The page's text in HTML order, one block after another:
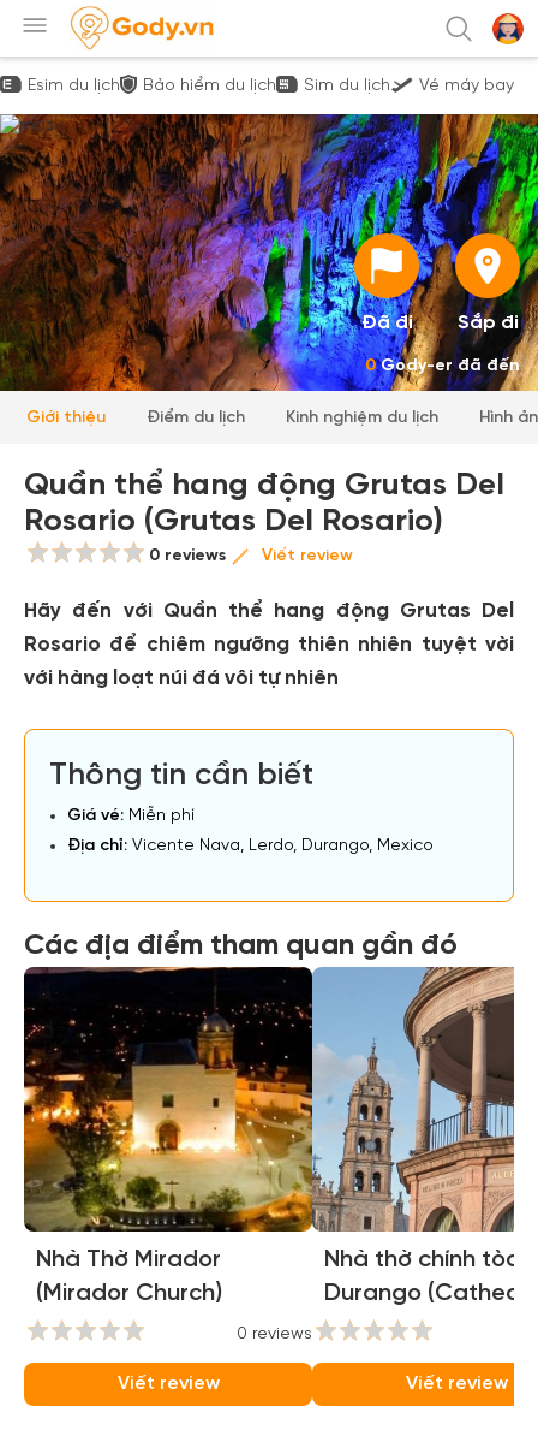
Esim du lịch Bảo hiểm du lịch Sim du lịch Vé máy bay
Đã đi Sắp đi
0Gody-er đã đến
Giới thiệu Điểm du lịch Kinh nghiệm du lịch Hình
Quần thể hang động Grutas Del
Rosario (Grutas Del Rosario)
0 reviews Viết review
Hãy đến với Quần thể hang động Grutas Del
Rosario để chiêm ngưỡng thiên nhiên tuyệt vời
với hàng loạt núi đá vôi tự nhiên
Thông tin cần biết
Giá vé: Miễn phí
Địa chỉ: Vicente Nava, Lerdo, Durango, Mexico
Các địa điểm tham quan gần đó
Nhà Thờ Mirador
(Mirador Church)
0 reviews
Viết review
Nhà thờ chính tòa
Durango
Basilica of
Viết review